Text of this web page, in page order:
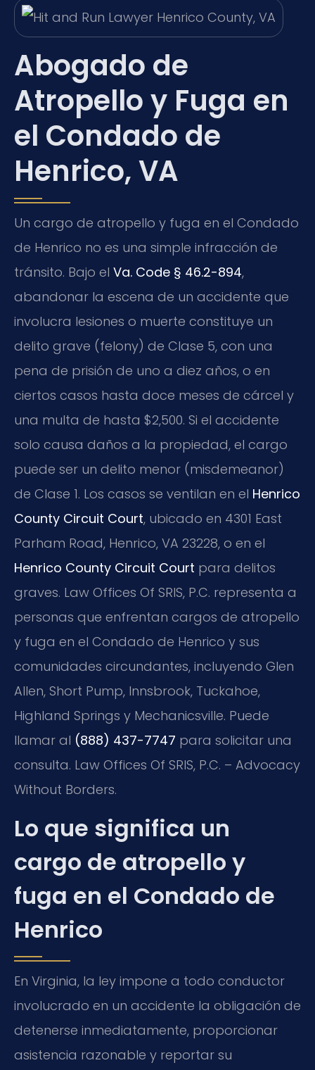
Abogado de
Atropello y Fuga en
el Condado de
Henrico, VA
Un cargo de atropello y fuga en el Condado
de Henrico no es una simple infracción de
tránsito. Bajo el Va. Code § 46.2-894,
abandonar la escena de un accidente que
involucra lesiones o muerte constituye un
delito grave (felony) de Clase 5, con una
pena de prisión de uno a diez años, o en
ciertos casos hasta doce meses de cárcel y
una multa de hasta $2,500. Si el accidente
solo causa daños a la propiedad, el cargo
puede ser un delito menor (misdemeanor)
de Clase 1. Los casos se ventilan en el Henrico
County Circuit Court, ubicado en 4301 East
Parham Road, Henrico, VA 23228, o en el
Henrico County Circuit Court para delitos
graves. Law Offices Of SRIS, P.C. representa a
personas que enfrentan cargos de atropello
y fuga en el Condado de Henrico y sus
comunidades circundantes, incluyendo Glen
Allen, Short Pump, Innsbrook, Tuckahoe,
Highland Springs y Mechanicsville. Puede
llamar al (888) 437-7747 para solicitar una
consulta. Law Offices Of SRIS, P.C. – Advocacy
Without Borders.
Lo que significa un
cargo de atropello y
fuga en el Condado de
Henrico
En Virginia, la ley impone a todo conductor
involucrado en un accidente la obligación de
detenerse inmediatamente, proporcionar
asistencia razonable y reportar su